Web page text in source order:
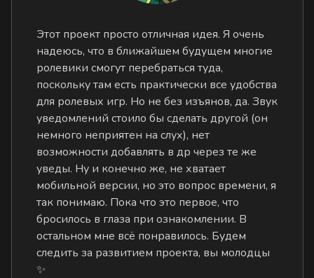
Этот проект просто отличная идея. Я очень
надеюсь, что в ближайшем будущем многие
ролевики смогут перебраться туда,
поскольку там есть практически все удобства
для ролевых игр. Но не без изъянов, да. Звук
уведомлений стоило бы сделать другой (он
немного неприятен на слух), нет
возможности добавлять в др через те же
уведы. Ну и конечно же, не хватает
мобильной версии, но это вопрос времени, я
так понимаю. Пока что это первое, что
бросилось в глаза при ознакомлении. В
остальном мне всё понравилось. Будем
следить за развитием проекта, вы молодцы
✨